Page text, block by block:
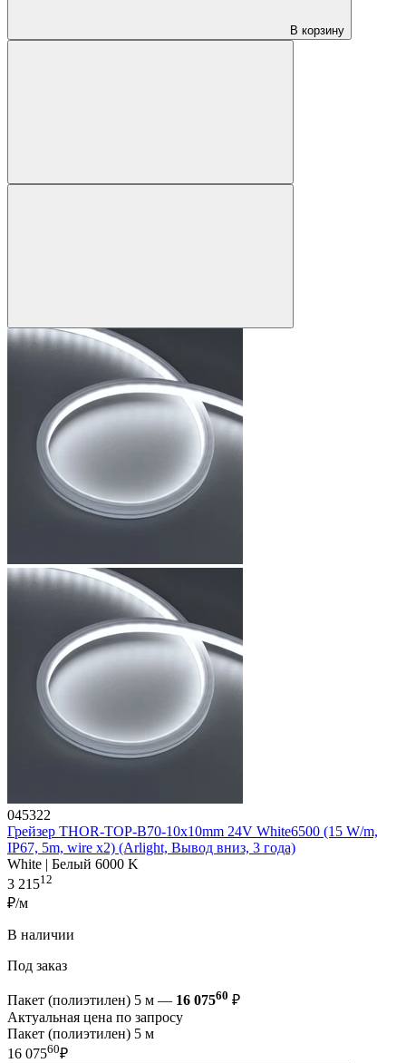
В корзину
045322
Грейзер THOR-TOP-B70-10x10mm 24V White6500 (15 W/m,
IP67, 5m, wire x2) (Arlight, Вывод вниз, 3 года)
White | Белый 6000 K
3 21512
₽/м
В наличии
Под заказ
Пакет (полиэтилен) 5 м — 16 07560 ₽
Актуальная цена по запросу
Пакет (полиэтилен) 5 м
16 07560₽